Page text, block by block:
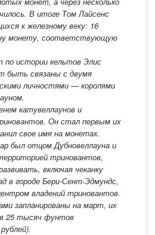
В итоге Том Лайсенс
к железному веку: 16
монету, соответствующую
по истории кельтов Элис
быть связаны с двумя
личностями — королями
катувеллаунов и
Он стал первым их
свое имя на монетах.
был отцом Дубновеллауна и
триновантов,
включая чеканку
в городе Бери-Сент-Эдмундс,
владений триновантов.
запланированы на март, их
25 тысяч фунтов